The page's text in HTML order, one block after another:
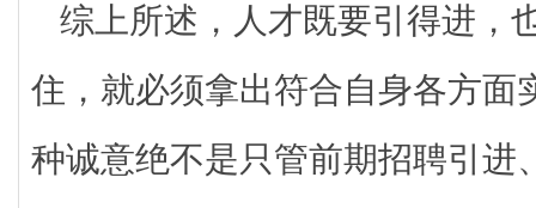
综上所述，人才既要引得进，
住，就必须拿出符合自身各方面
种诚意绝不是只管前期招聘引进